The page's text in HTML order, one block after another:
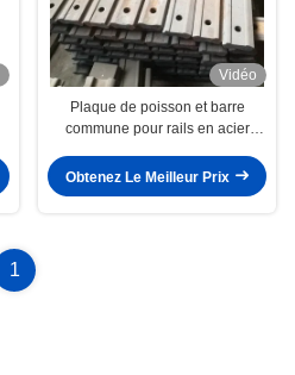
Vidéo
Plaque de poisson et barre
commune pour rails en acier
Obtenez Le Meilleur Prix
1